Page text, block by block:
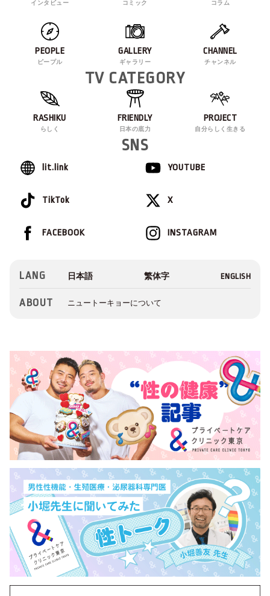
インタビュー コミック コラム
PEOPLE
ピープル
GALLERY
ギャラリー
CHANNEL
チャンネル
TV CATEGORY
RASHIKU
らしく
FRIENDLY
日本の底力
PROJECT
自分らしく生きる
SNS
lit.link YOUTUBE
TikTok X
INSTAGRAM
FACEBOOK
LANG
ABOUT ニュートーキョーについて